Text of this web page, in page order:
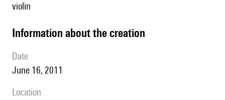
violin
information about the creation
date
June 16, 2011
location